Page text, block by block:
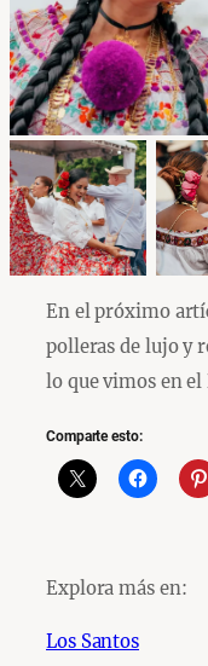
En el próximo
polleras de lujo y
lo que vimos en
Comparte esto:
Explora más en:
Los Santos